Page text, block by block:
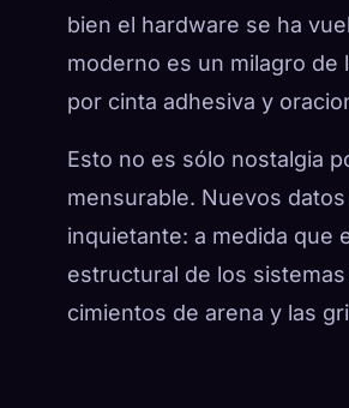
bien el hardware se ha
moderno es un milagro de
por cinta adhesiva y
Esto no es sólo nostalgia
mensurable. Nuevos
inquietante: a medida que
estructural de los
cimientos de arena y las